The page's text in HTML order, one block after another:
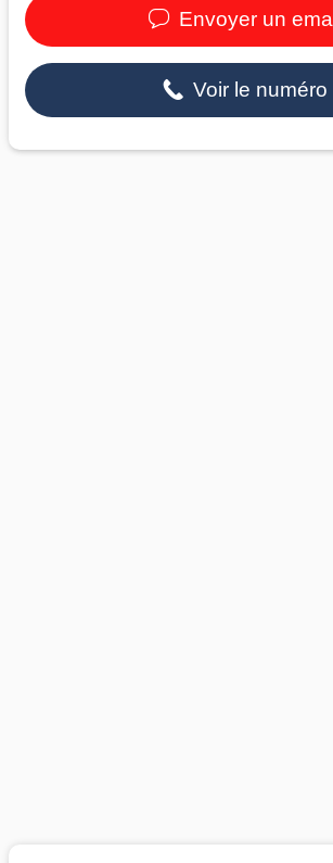
Envoyer un
Voir le numéro